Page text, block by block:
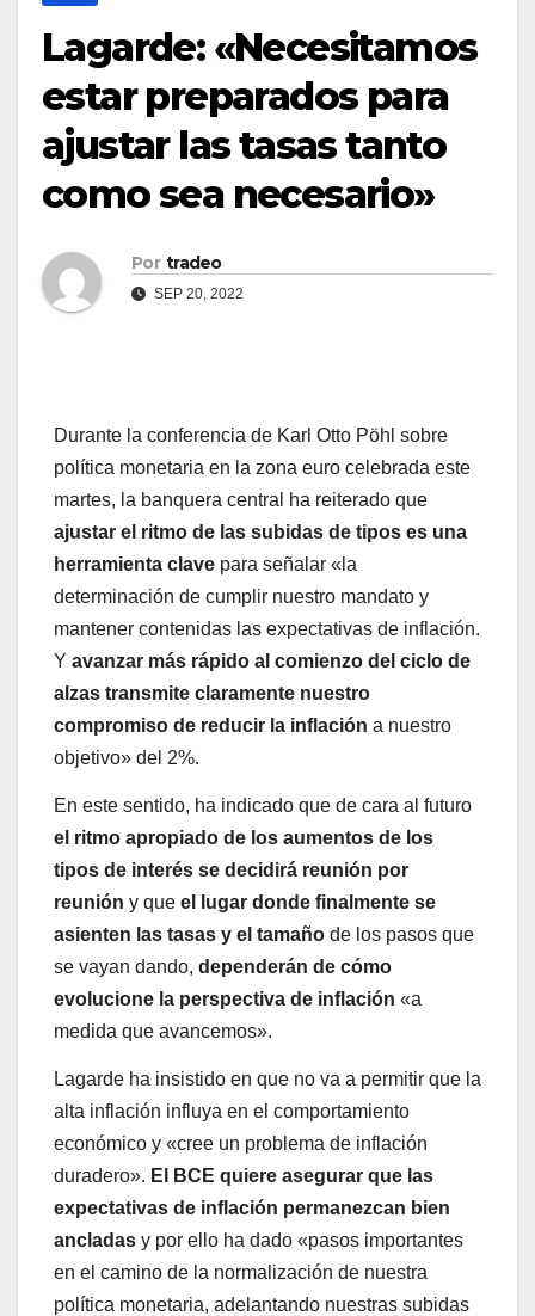
Lagarde: «Necesitamos
estar preparados para
ajustar las tasas tanto
como sea necesario»
Por tradeo
SEP 20, 2022
Durante la conferencia de Karl Otto Pöhl sobre
política monetaria en la zona euro celebrada este
martes, la banquera central ha reiterado que
ajustar el ritmo de las subidas de tipos es una
herramienta clave para señalar «la
determinación de cumplir nuestro mandato y
mantener contenidas las expectativas de inflación.
Y avanzar más rápido al comienzo del ciclo de
alzas transmite claramente nuestro
compromiso de reducir la inflación a nuestro
objetivo» del 2%.
En este sentido, ha indicado que de cara al futuro
el ritmo apropiado de los aumentos de los
tipos de interés se decidirá reunión por
reunión y que el lugar donde finalmente se
asienten las tasas y el tamaño de los pasos que
se vayan dando, dependerán de cómo
evolucione la perspectiva de inflación «a
medida que avancemos».
Lagarde ha insistido en que no va a permitir que la
alta inflación influya en el comportamiento
económico y «cree un problema de inflación
duradero». El BCE quiere asegurar que las
expectativas de inflación permanezcan bien
ancladas y por ello ha dado «pasos importantes
en el camino de la normalización de nuestra
política monetaria, adelantando nuestras subidas